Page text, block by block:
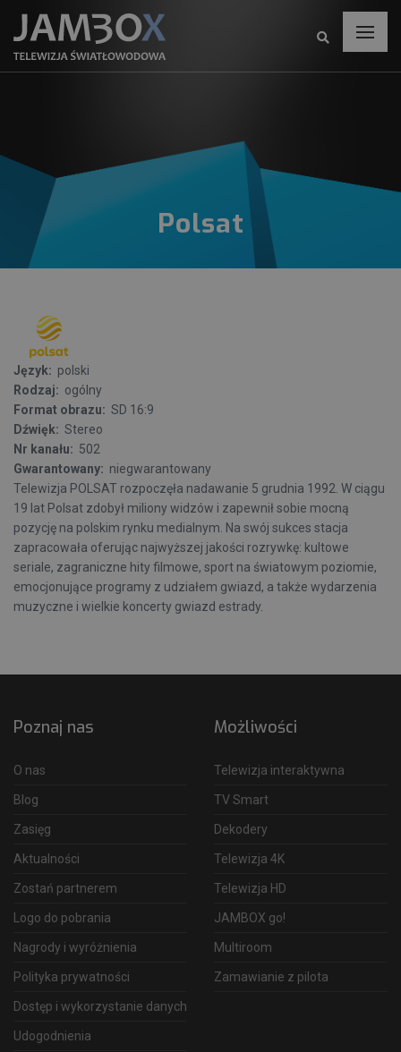
Polsat
Język: polski
Rodzaj: ogólny
Format obrazu: SD 16:9
Dźwięk: Stereo
Nr kanału: 502
Gwarantowany: niegwarantowany
Telewizja POLSAT rozpoczęła nadawanie 5 grudnia 1992. W ciągu
19 lat Polsat zdobył miliony widzów i zapewnił sobie mocną
pozycję na polskim rynku medialnym. Na swój sukces stacja
zapracowała oferując najwyższej jakości rozrywkę: kultowe
seriale, zagraniczne hity filmowe, sport na światowym poziomie,
emocjonujące programy z udziałem gwiazd, a także wydarzenia
muzyczne i wielkie koncerty gwiazd estrady.
Poznaj nas
O nas
Blog
Zasięg
Aktualności
Zostań partnerem
Logo do pobrania
Nagrody i wyróżnienia
Polityka prywatności
Dostęp i wykorzystanie danych
Udogodnienia
Możliwości
Telewizja interaktywna
TV Smart
Dekodery
Telewizja 4K
Telewizja HD
JAMBOX go!
Multiroom
Zamawianie z pilota